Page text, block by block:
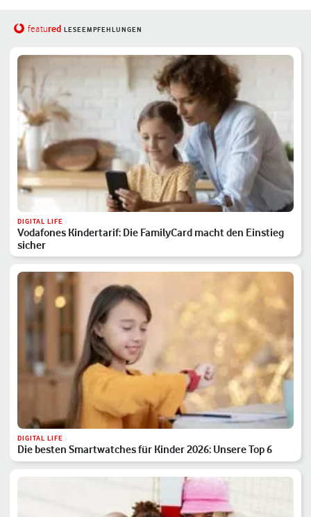
featured LESEEMPFEHLUNGEN
DIGITAL LIFE
Vodafones Kindertarif: Die FamilyCard macht den Einstieg
sicher
DIGITAL LIFE
Die besten Smartwatches für Kinder 2026: Unsere Top 6